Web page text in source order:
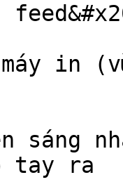
máy in
sáng
tay ra